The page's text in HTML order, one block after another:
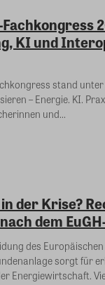
Fachkongress
KI und
stand
– Energie. KI.
und...
der Krise?
dem
des
sorgt für
Energiewirtschaft.